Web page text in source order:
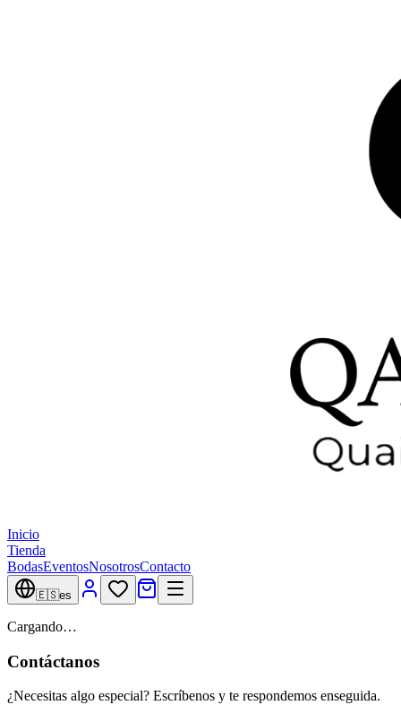
Inicio
Tienda
BodasEventosNosotrosContacto
🇪🇸es
Cargando…
Contáctanos
¿Necesitas algo especial? Escríbenos y te respondemos enseguida.